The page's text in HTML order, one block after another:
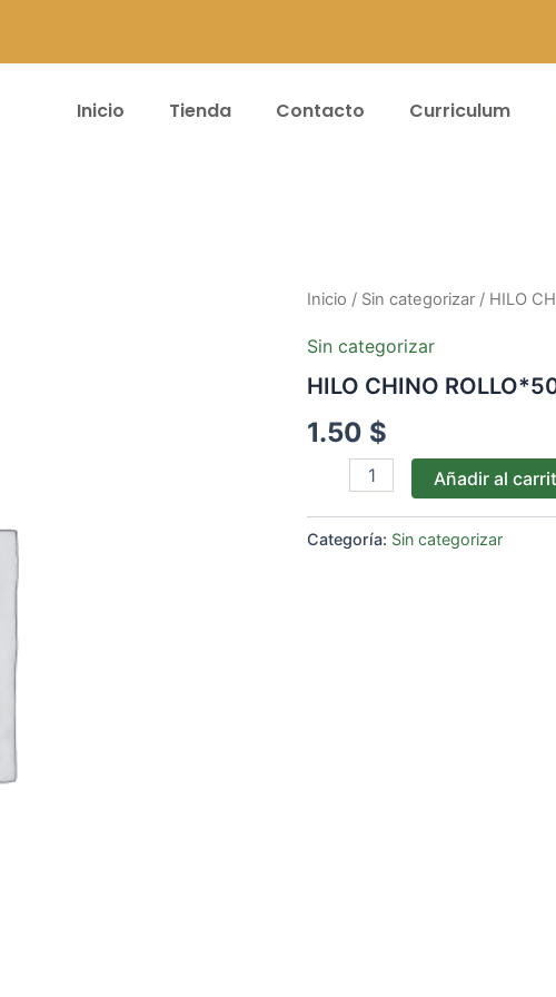
Inicio Tienda Contacto Curriculum
Inicio / Sin categorizar / HILO
Sin categorizar
HILO CHINO
1.50 $
HILO
ROLLO*50YD
#65
cantidad
Añadir al
Categoría: Sin categorizar